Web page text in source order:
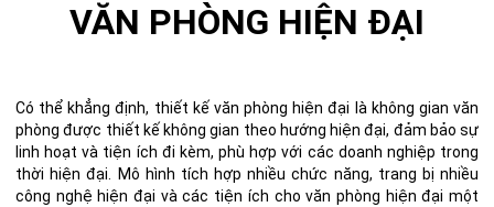
VĂN PHÒNG HIỆN ĐẠI
Có thể khẳng định, thiết kế văn phòng hiện đại là không gian văn
phòng được thiết kế không gian theo hướng hiện đại, đảm bảo sự
linh hoạt và tiện ích đi kèm, phù hợp với các doanh nghiệp trong
thời hiện đại.
Mô hình tích hợp nhiều chức năng, trang bị nhiều
công nghệ hiện đại và các tiện ích cho văn phòng hiện đạimột